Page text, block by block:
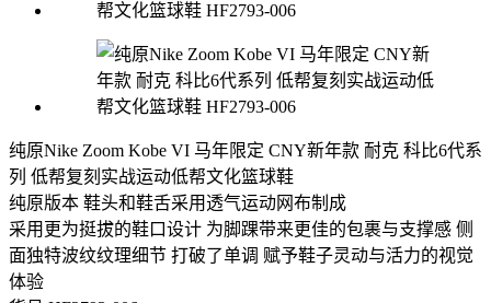
纯原Nike Zoom Kobe VI 马年限定 CNY新年款 耐克 科比6代系
列 低帮复刻实战运动低帮文化篮球鞋
纯原版本 鞋头和鞋舌采用透气运动网布制成
采用更为挺拔的鞋口设计 为脚踝带来更佳的包裹与支撑感 侧
面独特波纹纹理细节 打破了单调 赋予鞋子灵动与活力的视觉
体验